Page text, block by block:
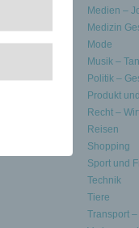
Betrug,
und
Medien –
Medizin
Mode
Musik –
Politik –
Produkt
Recht –
Reisen
Shopping
Sport und
Technik
Tiere
Transport